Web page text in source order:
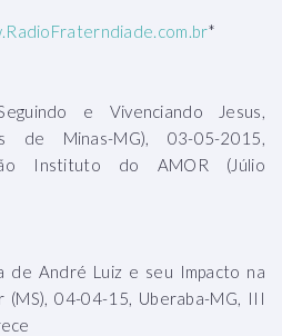
*
e Vivenciando Jesus,
de Minas-MG), 03-05-2015,
Instituto do AMOR (Júlio
de André Luiz e seu Impacto na
(MS), 04-04-15, Uberaba-MG, III